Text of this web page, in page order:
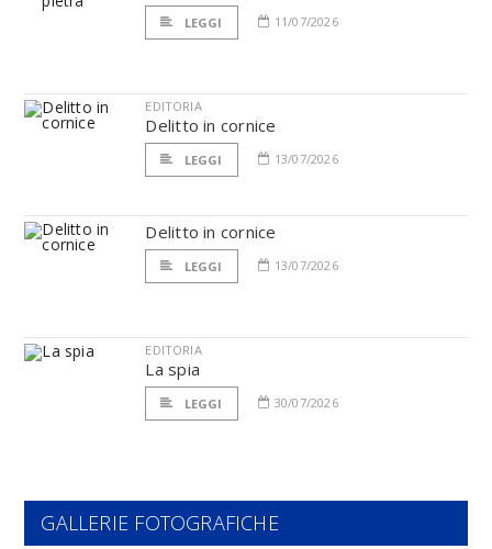
LEGGI 11/07/2026
EDITORIA
Delitto in cornice
LEGGI 13/07/2026
Delitto in cornice
LEGGI 13/07/2026
EDITORIA
La spia
LEGGI 30/07/2026
GALLERIE FOTOGRAFICHE